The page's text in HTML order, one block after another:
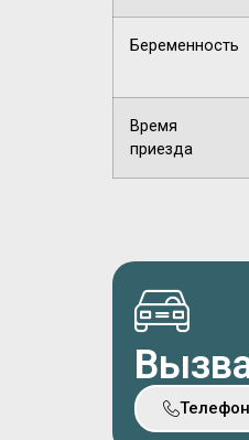
Беременность
Время
приезда